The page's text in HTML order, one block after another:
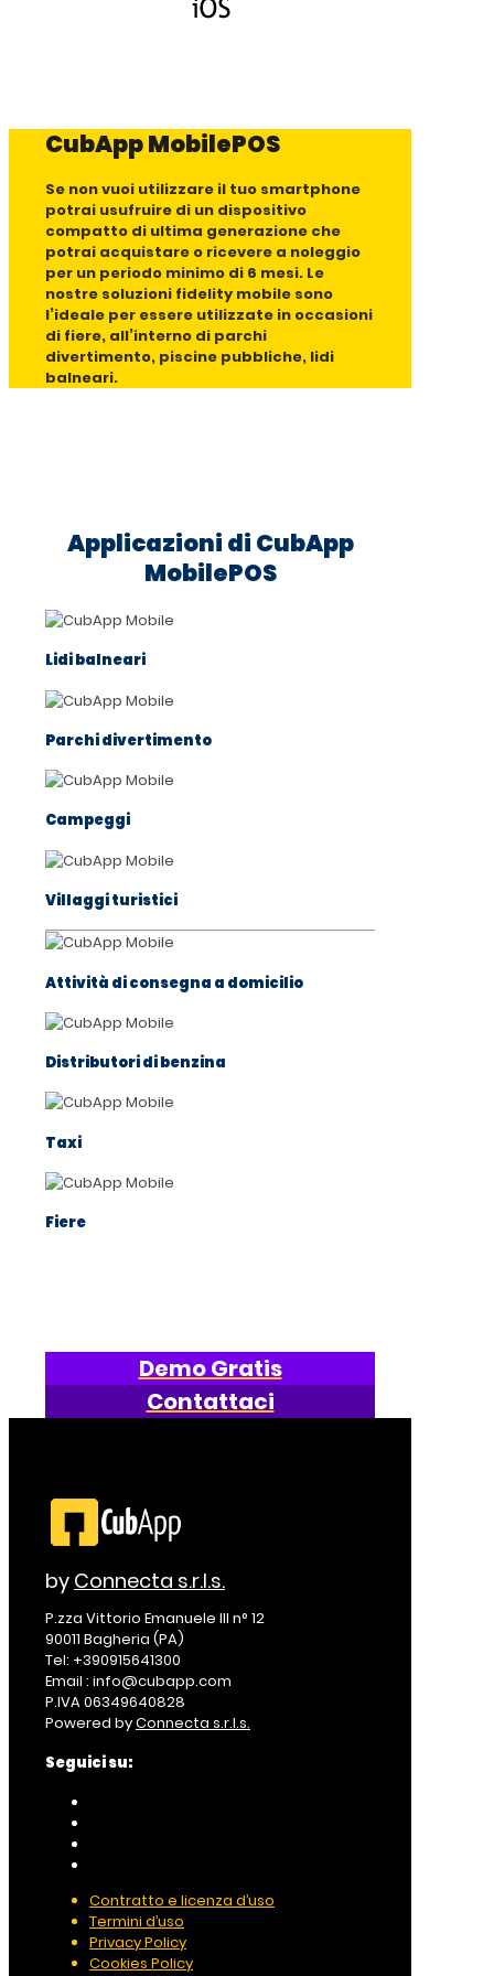
CubApp MobilePOS
Se non vuoi utilizzare il tuo smartphone
potrai usufruire di un dispositivo
compatto di ultima generazione che
potrai acquistare o ricevere a noleggio
per un periodo minimo di 6 mesi. Le
nostre soluzioni fidelity mobile sono
l’ideale per essere utilizzate in occasioni
di fiere, all’interno di parchi
divertimento, piscine pubbliche, lidi
balneari.
Applicazioni di CubApp
MobilePOS
Lidi balneari
Parchi divertimento
Campeggi
Villaggi turistici
Attività di consegna a domicilio
Distributori di benzina
Taxi
Fiere
Demo Gratis
Contattaci
by Connecta s.r.l.s.
P.zza Vittorio Emanuele III n° 12
90011 Bagheria (PA)
Tel: +390915641300
Email : info@cubapp.com
P.IVA 06349640828
Powered byConnecta s.r.l.s.
Seguici su:
Contratto e licenza d’uso
Termini d’uso
Privacy Policy
Cookies Policy